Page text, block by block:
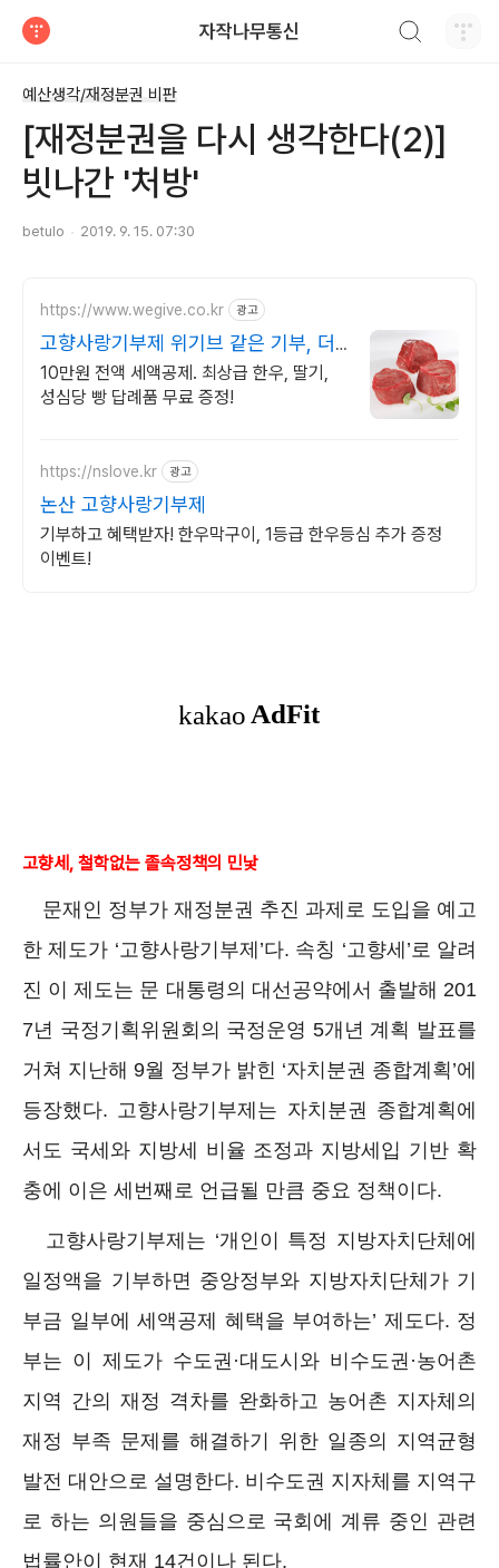
자작나무통신
예산생각/재정분권 비판
[재정분권을 다시 생각한다(2)]
빗나간 '처방'
betulo 2019. 9. 15. 07:30
https://www.wegive.co.kr 광고
고향사랑기부제 위기브 같은 기부, 더
큰 혜택!
10만원 전액 세액공제. 최상급 한우, 딸기,
성심당 빵 답례품 무료 증정!
https://nslove.kr 광고
논산 고향사랑기부제
기부하고 혜택받자! 한우막구이, 1등급 한우등심 추가 증정
이벤트!
고향세, 철학없는 졸속정책의 민낯
문재인 정부가 재정분권 추진 과제로 도입을 예고
한 제도가 ‘고향사랑기부제’다. 속칭 ‘고향세’로 알려
진 이 제도는 문 대통령의 대선공약에서 출발해 201
7년 국정기획위원회의 국정운영 5개년 계획 발표를
거쳐 지난해 9월 정부가 밝힌 ‘자치분권 종합계획’에
등장했다. 고향사랑기부제는 자치분권 종합계획에
서도 국세와 지방세 비율 조정과 지방세입 기반 확
충에 이은 세번째로 언급될 만큼 중요 정책이다.
고향사랑기부제는 ‘개인이 특정 지방자치단체에
일정액을 기부하면 중앙정부와 지방자치단체가 기
부금 일부에 세액공제 혜택을 부여하는’ 제도다. 정
부는 이 제도가 수도권·대도시와 비수도권·농어촌
지역 간의 재정 격차를 완화하고 농어촌 지자체의
재정 부족 문제를 해결하기 위한 일종의 지역균형
발전 대안으로 설명한다. 비수도권 지자체를 지역구
로 하는 의원들을 중심으로 국회에 계류 중인 관련
법률안이 현재 14건이나 된다.